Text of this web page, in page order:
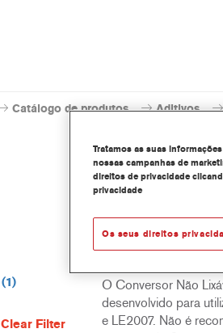
Catálogo de produtos Aditivos
(1)
Clear Filter
O Conversor Não
desenvolvido para
e LE2007. Não é
Tratamos as suas
nossas campanhas de
direitos de privacidade
privacidade
Os seus direitos